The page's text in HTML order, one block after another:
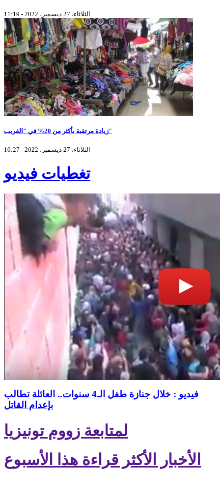
الثلاثاء، 27 ديسمبر، 2022 - 11:19
زيادة مرتقبة بأكثر من 20% في "الفريب"
الثلاثاء، 27 ديسمبر، 2022 - 10:27
تغطيات فيديو
فيديو : خلال جنازة طفل الـ4 سنوات.. العائلة تطالب
بإعدام القاتل
لمتابعة زووم تونيزيا
الأخبار الأكثر قراءة هذا الأسبوع